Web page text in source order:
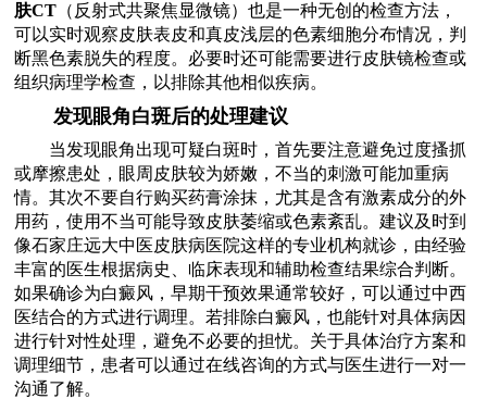
肤CT （反射式共聚焦显微镜）也是一种无创的检查方法，
可以实时观察皮肤表皮和真皮浅层的色素细胞分布情况，判
断黑色素脱失的程度。必要时还可能需要进行皮肤镜检查或
组织病理学检查，以排除其他相似疾病。
发现眼角白斑后的处理建议
当发现眼角出现可疑白斑时，首先要注意避免过度搔抓
或摩擦患处，眼周皮肤较为娇嫩，不当的刺激可能加重病
情。其次不要自行购买药膏涂抹，尤其是含有激素成分的外
用药，使用不当可能导致皮肤萎缩或色素紊乱。建议及时到
像石家庄远大中医皮肤病医院这样的专业机构就诊，由经验
丰富的医生根据病史、临床表现和辅助检查结果综合判断。
如果确诊为白癜风，早期干预效果通常较好，可以通过中西
医结合的方式进行调理。若排除白癜风，也能针对具体病因
进行针对性处理，避免不必要的担忧。关于具体治疗方案和
调理细节，患者可以通过在线咨询的方式与医生进行一对一
沟通了解。